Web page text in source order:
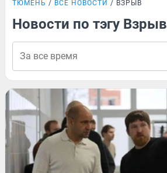
ТЮМЕНЬ ВСЕ НОВОСТИ ВЗРЫВ
Новости по тэгу Взрыв